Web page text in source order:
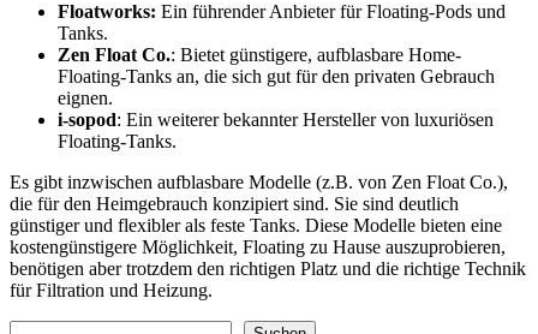
Floatworks: Ein führender Anbieter für Floating-Pods und
Tanks.
Zen Float Co.: Bietet günstigere, aufblasbare Home-
Floating-Tanks an, die sich gut für den privaten Gebrauch
eignen.
i-sopod: Ein weiterer bekannter Hersteller von luxuriösen
Floating-Tanks.
Es gibt inzwischen aufblasbare Modelle (z.B. von Zen Float Co.),
die für den Heimgebrauch konzipiert sind. Sie sind deutlich
günstiger und flexibler als feste Tanks. Diese Modelle bieten eine
kostengünstigere Möglichkeit, Floating zu Hause auszuprobieren,
benötigen aber trotzdem den richtigen Platz und die richtige Technik
für Filtration und Heizung.